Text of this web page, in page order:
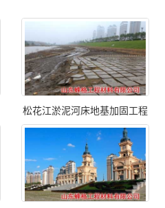
松花江淤泥河床地基加固工程